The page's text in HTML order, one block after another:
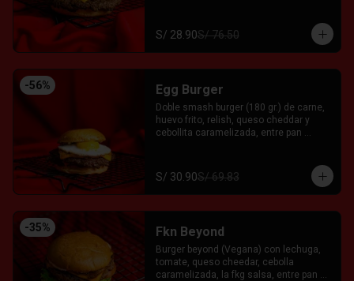
S/ 28.90S/ 76.50
-56% Egg Burger
Doble smash burger (180 gr.) de carne,
huevo frito, relish, queso cheddar y
cebollita caramelizada, entre pan
S/ 30.90S/ 69.83
-35% Fkn Beyond
Burger beyond (Vegana) con lechuga,
tomate, queso cheedar, cebolla
caramelizada, la fkg salsa, entre pan